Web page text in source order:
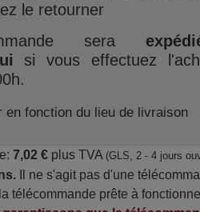
le retourner
sera
si vous effectuez
en fonction du lieu de livraison
7,02 €plus TVA (GLS, 2 - 4 jours
Il ne s'agit pas d'une
télécommande prête à